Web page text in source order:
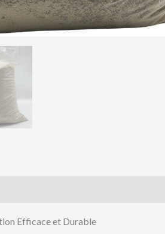
Efficace et Durable